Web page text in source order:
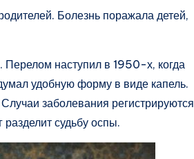
Болезнь поражала детей,
Перелом наступил в 1950-х, когда
удобную форму в виде капель.
заболевания регистрируются
судьбу оспы.